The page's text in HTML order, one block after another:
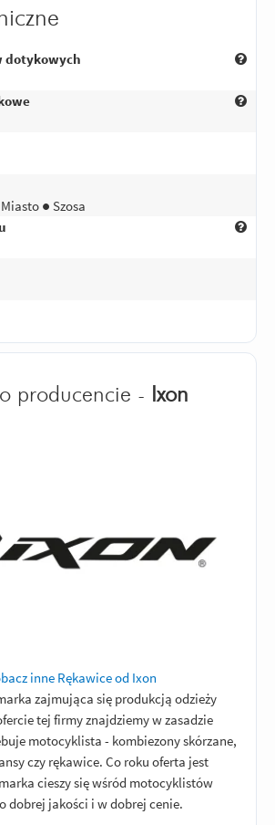
dotykowych
● Szosa
producencie - Ixon
inne Rękawice od Ixon
zajmująca się produkcją odzieży
tej firmy znajdziemy w zasadzie
motocyklista - kombiezony skórzane,
czy rękawice. Co roku oferta jest
cieszy się wśród motocyklistów
dobrej jakości i w dobrej cenie.